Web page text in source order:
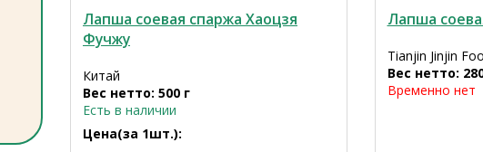
Лапша соевая спаржа Хаоцзя
Фучжу
Китай
Вес нетто: 500 г
Есть в наличии
Цена(за 1шт.):
Лапша
Tianjin Jinjin
Вес нетто:
Временно нет